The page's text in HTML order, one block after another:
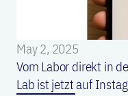
May 2, 2025
Vom Labor direkt in
Lab ist jetzt auf